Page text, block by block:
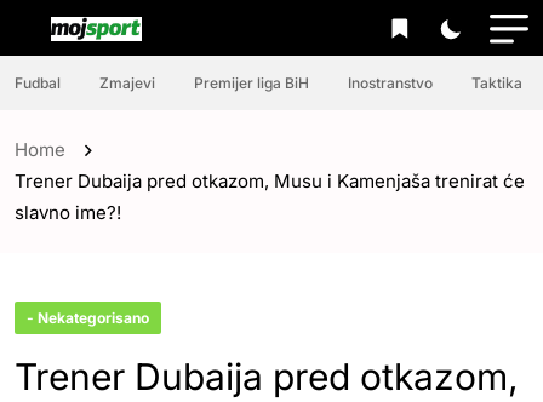
Fudbal Zmajevi Premijer liga BiH Inostranstvo Taktika
Home
Trener Dubaija pred otkazom, Musu i Kamenjaša trenirat će
slavno ime?!
- Nekategorisano
Trener Dubaija pred otkazom,